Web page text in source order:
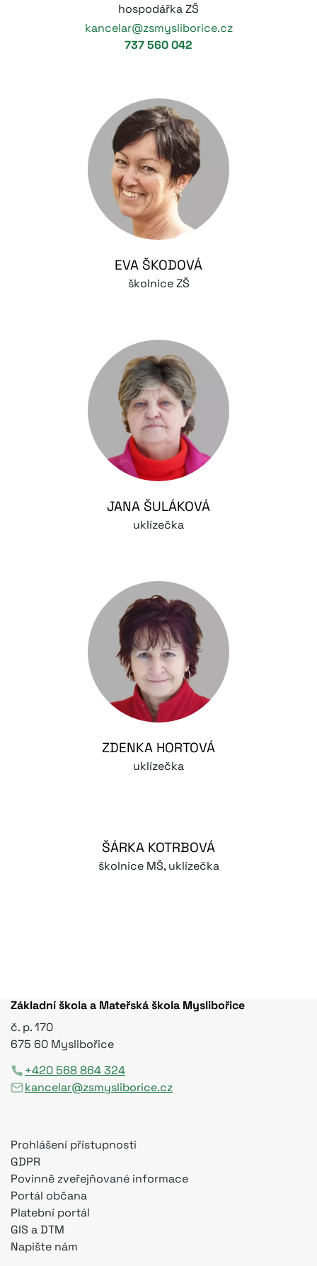
hospodářka ZŠ
kancelar@zsmysliborice.cz
737 560 042
EVA ŠKODOVÁ
školnice ZŠ
JANA ŠULÁKOVÁ
uklízečka
ZDENKA HORTOVÁ
uklízečka
ŠÁRKA KOTRBOVÁ
školnice MŠ, uklízečka
Základní škola a Mateřská škola Myslibořice
č. p. 170
675 60 Myslibořice
+420 568 864 324
kancelar@zsmysliborice.cz
Prohlášení přístupnosti
GDPR
Povinně zveřejňované informace
Portál občana
Platební portál
GIS a DTM
Napište nám